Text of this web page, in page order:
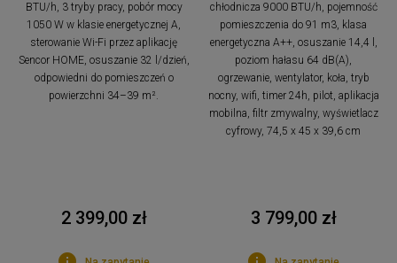
BTU/h, 3 tryby pracy, pobór mocy
1050 W w klasie energetycznej A,
sterowanie Wi-Fi przez aplikację
Sencor HOME, osuszanie 32 l/dzień,
odpowiedni do pomieszczeń o
powierzchni 34–39 m².
2 399,00 zł
chłodnicza 9000 BTU/h, pojemność
pomieszczenia do 91 m3, klasa
energetyczna A++, osuszanie 14,4 l,
poziom hałasu 64 dB(A),
ogrzewanie, wentylator, koła, tryb
nocny, wifi, timer 24h, pilot, aplikacja
mobilna, filtr zmywalny, wyświetlacz
cyfrowy, 74,5 x 45 x 39,6 cm
3 799,00 zł